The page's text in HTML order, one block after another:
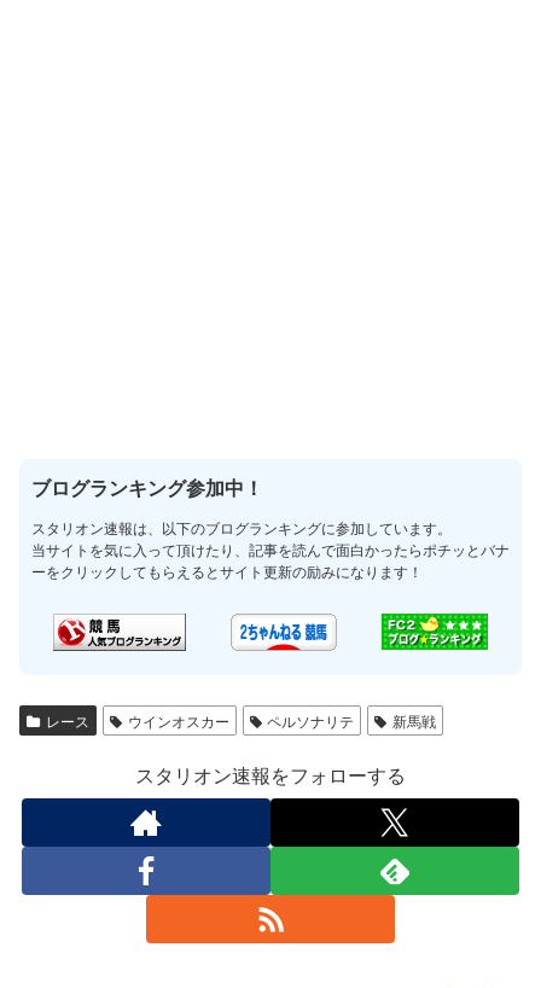
ブログランキング参加中！
スタリオン速報は、以下のブログランキングに参加しています。
当サイトを気に入って頂けたり、記事を読んで面白かったらポチッとバナ
ーをクリックしてもらえるとサイト更新の励みになります！
レース ウインオスカー ペルソナリテ 新馬戦
スタリオン速報をフォローする